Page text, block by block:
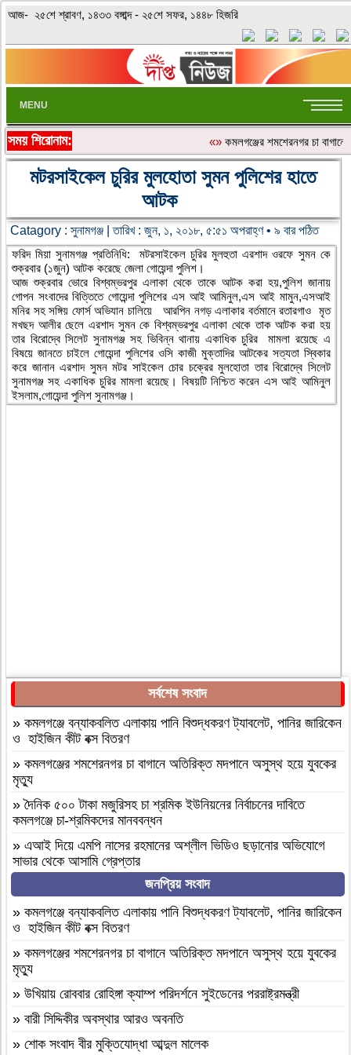
আজ- ২৫শে শ্রাবণ, ১৪৩৩ বঙ্গাব্দ - ২৫শে সফর, ১৪৪৮ হিজরি
MENU
সময় শিরোনাম: «» কমলগঞ্জের শমশেরনগর চা
মটরসাইকেল চুরির মুলহোতা সুমন পুলিশের হাতে
আটক
Catagory : সুনামগঞ্জ | তারিখ : জুন, ১, ২০১৮, ৫:৫১ অপরাহ্ণ • ৯ বার পঠিত
ফরিদ মিয়া সুনামগঞ্জ প্রতিনিধি: মটরসাইকেল চুরির মুলহুতা এরশাদ ওরফে সুমন কে
শুক্রবার (১জুন) আটক করেছে জেলা গোয়েন্দা পুলিশ।
আজ শুক্রবার ভোরে বিশ্বম্ভরপুর এলাকা থেকে তাকে আটক করা হয়,পুলিশ জানায়
গোপন সংবাদের বিত্তিতে গোয়েন্দা পুলিশের এস আই আমিনুল,এস আই মামুন,এসআই
মনির সহ সঙ্গিয় ফোর্স অভিযান চালিয়ে আরপিন নগড় এলাকার বর্তমানে রতারগাও মৃত
মখছদ আলীর ছেলে এরশাদ সুমন কে বিশ্বম্ভরপুর এলাকা থেকে তাক আটক করা হয়
তার বিরোদ্বে সিলেট সুনামগঞ্জ সহ ভিবিন্ন থানায় একাধিক চুরির মামলা রয়েছে এ
বিষয়ে জানতে চাইলে গোয়েন্দা পুলিশের ওসি কাজী মুক্তাদির আটকের সত্যতা স্বিকার
করে জানান এরশাদ সুমন মটর সাইকেল চোর চক্রের মুলহোতা তার বিরোদ্বে সিলেট
সুনামগঞ্জ সহ একাধিক চুরির মামলা রয়েছে। বিষয়টি নিশ্চিত করেন এস আই আমিনুল
ইসলাম,গোয়েন্দা পুলিশ সুনামগঞ্জ।
সর্বশেষ সংবাদ
» কমলগঞ্জে বন্যাকবলিত এলাকায় পানি বিশুদ্ধকরণ ট্যাবলেট, পানির জারিকেন
ও হাইজিন কীট বক্স বিতরণ
» কমলগঞ্জের শমশেরনগর চা বাগানে অতিরিক্ত মদপানে অসুস্থ হয়ে যুবকের
মৃত্যু
»দৈনিক ৫০০ টাকা মজুরিসহ চা শ্রমিক ইউনিয়নের নির্বাচনের দাবিতে
কমলগঞ্জে চা-শ্রমিকদের মানববন্ধন
» এআই দিয়ে এমপি নাসের রহমানের অশ্লীল ভিডিও ছড়ানোর অভিযোগে
সাভার থেকে আসামি গ্রেপ্তার
বগুড়া আদমদীঘি ১শ পিস ট্যাপেন্টাডলসহ একজন গ্রেফতার
» বগুড়া আদমদীঘি’র ছাতিয়ানগ্রামে সাংসদ মহিত তালুকদার-কে সংবর্ধনা
প্রদান
» কমলগঞ্জে এমপি হাজী মুজিবকে নাগরিক সংবর্ধনা
»আন্তর্জাতিক আদিবাসী দিবস ২০২৬: বাংলাদেশের আদিবাসীদের দূর্গম
পথচলা
» বগুড়া আদমদীঘিতে মাদকবিরোধী অভিযানে ৩ জন গ্রেফতার, ভ্রাম্যমাণ
আদালতে ১৫ দিনের কারাদণ্ড
জনপ্রিয় সংবাদ
» কমলগঞ্জে বন্যাকবলিত এলাকায় পানি বিশুদ্ধকরণ ট্যাবলেট, পানির জারিকেন
ও হাইজিন কীট বক্স বিতরণ
» কমলগঞ্জের শমশেরনগর চা বাগানে অতিরিক্ত মদপানে অসুস্থ হয়ে যুবকের
মৃত্যু
» উখিয়ায় রোববার রোহিঙ্গা ক্যাম্প পরিদর্শনে সুইডেনের পররাষ্ট্রমন্ত্রী
» বারী সিদ্দিকীর অবস্থার আরও অবনতি
» শোক সংবাদ বীর মুক্তিযোদ্ধা আব্দুল মালেক